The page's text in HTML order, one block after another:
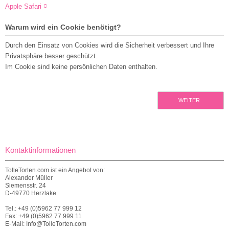
Apple Safari
Warum wird ein Cookie benötigt?
Durch den Einsatz von Cookies wird die Sicherheit verbessert und Ihre
Privatsphäre besser geschützt.
Im Cookie sind keine persönlichen Daten enthalten.
WEITER
Kontaktinformationen
TolleTorten.com ist ein Angebot von:
Alexander Müller
Siemensstr. 24
D-49770 Herzlake
Tel.: +49 (0)5962 77 999 12
Fax: +49 (0)5962 77 999 11
E-Mail: Info@TolleTorten.com